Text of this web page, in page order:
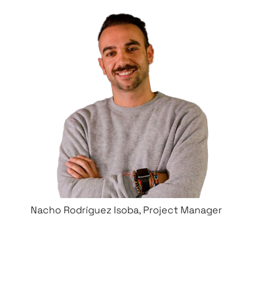
Nacho Rodríguez Isoba, Project Manager